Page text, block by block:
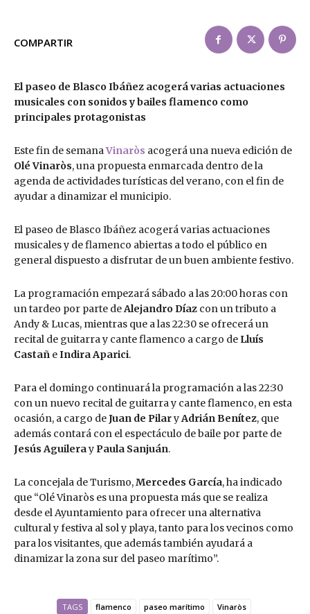
COMPARTIR
El paseo de Blasco Ibáñez acogerá varias actuaciones
musicales con sonidos y bailes flamenco como
principales protagonistas
Este fin de semanaVinaròs acogerá una nueva edición de
Olé Vinaròs, una propuesta enmarcada dentro de la
agenda de actividades turísticas del verano, con el fin de
ayudar a dinamizar el municipio.
El paseo de Blasco Ibáñez acogerá varias actuaciones
musicales y de flamenco abiertas a todo el público en
general dispuesto a disfrutar de un buen ambiente festivo.
La programación empezará sábado a las 20:00 horas con
un tardeo por parte deAlejandro Díaz con un tributo a
Andy & Lucas, mientras que a las 22:30 se ofrecerá un
recital de guitarra y cante flamenco a cargo de Lluís
Castañ eIndira Aparici.
Para el domingo continuará la programación a las 22:30
con un nuevo recital de guitarra y cante flamenco, en esta
ocasión, a cargo deJuan de PilaryAdrián Benítez, que
además contará con el espectáculo de baile por parte de
Jesús Aguileray Paula Sanjuán.
La concejala de Turismo,Mercedes García, ha indicado
que “Olé Vinaròs es una propuesta más que se realiza
desde el Ayuntamiento para ofrecer una alternativa
cultural y festiva al sol y playa, tanto para los vecinos como
para los visitantes, que además también ayudará a
dinamizar la zona sur del paseo marítimo”.
TAGS flamenco paseo marítimo Vinaròs